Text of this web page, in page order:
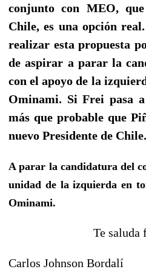
conjunto con MEO,
Chile, es una opción
realizar esta propuesta
de aspirar a parar la
con el apoyo de la
Ominami. Si Frei pasa
más que probable que
nuevo Presidente de Chile.
A parar la candidatura del
unidad de la izquierda en
Ominami.
Te saluda
Carlos Johnson Bordalí